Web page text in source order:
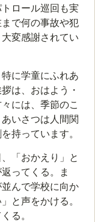
ロール巡回も実
で何の事故や犯
変感謝されてい
に学童にふれあ
は、おはよう・
には、季節のこ
いさつは人間関
持っています。
「おかえり」と
ってくる。ま
んで学校に向か
と声をかける。
る。